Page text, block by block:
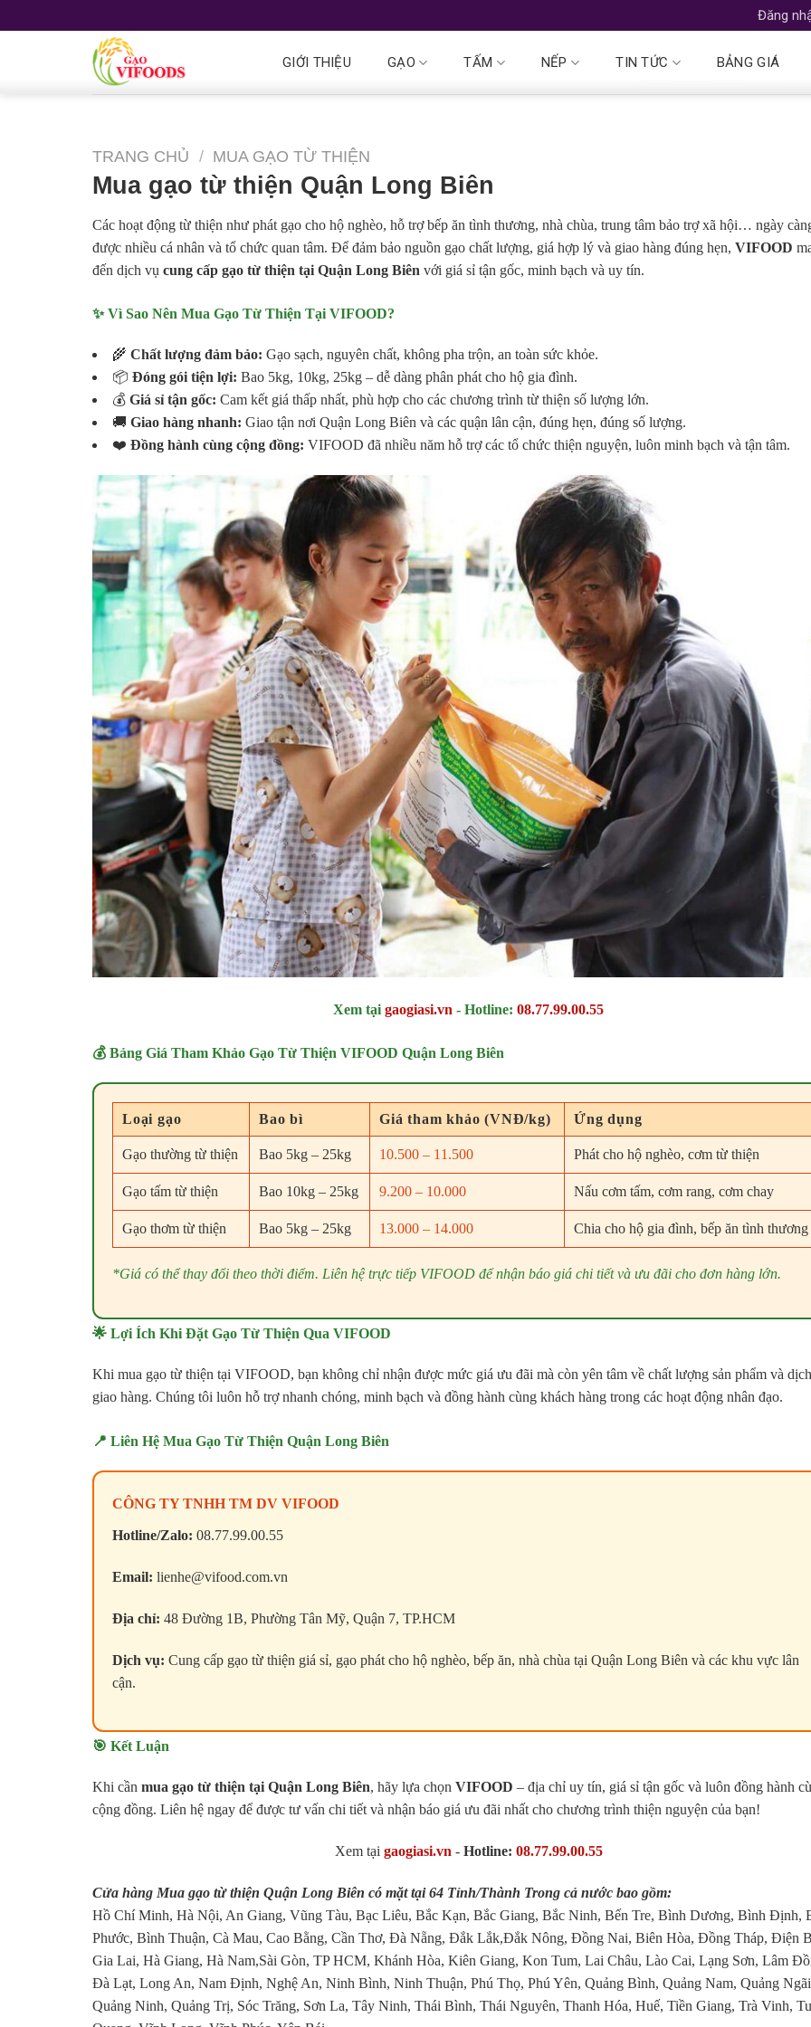
Đăng
GIỚI THIỆU GẠO TẤM NẾP TIN TỨC BẢNG GIÁ
TRANG CHỦ / MUA GẠO TỪ THIỆN
Mua gạo từ thiện Quận Long Biên
Các hoạt động từ thiện như phát gạo cho hộ nghèo, hỗ trợ bếp ăn tình thương, nhà chùa, trung tâm bảo trợ xã hội… ngày
được nhiều cá nhân và tổ chức quan tâm. Để đảm bảo nguồn gạo chất lượng, giá hợp lý và giao hàng đúng hẹn, VIFOOD
đến dịch vụ cung cấp gạo từ thiện tại Quận Long Biên với giá sỉ tận gốc, minh bạch và uy tín.
✨ Vì Sao Nên Mua Gạo Từ Thiện Tại VIFOOD?
🌾 Chất lượng đảm bảo: Gạo sạch, nguyên chất, không pha trộn, an toàn sức khỏe.
📦 Đóng gói tiện lợi: Bao 5kg, 10kg, 25kg – dễ dàng phân phát cho hộ gia đình.
💰 Giá sỉ tận gốc: Cam kết giá thấp nhất, phù hợp cho các chương trình từ thiện số lượng lớn.
🚚 Giao hàng nhanh: Giao tận nơi Quận Long Biên và các quận lân cận, đúng hẹn, đúng số lượng.
❤️ Đồng hành cùng cộng đồng: VIFOOD đã nhiều năm hỗ trợ các tổ chức thiện nguyện, luôn minh bạch và tận tâm.
Xem tạigaogiasi.vn -Hotline:08.77.99.00.55
💰 Bảng Giá Tham Khảo Gạo Từ Thiện VIFOOD Quận Long Biên
Loại gạo Bao bì Giá tham khảo (VNĐ/kg) Ứng dụng
Gạo thường từ thiện Bao 5kg – 25kg 10.500 – 11.500 Phát cho hộ nghèo, cơm từ thiện
Gạo tấm từ thiện Bao 10kg – 25kg 9.200 – 10.000 Nấu cơm tấm, cơm rang, cơm chay
Gạo thơm từ thiện Bao 5kg – 25kg 13.000 – 14.000 Chia cho hộ gia đình, bếp ăn tình thương
*Giá có thể thay đổi theo thời điểm. Liên hệ trực tiếp VIFOOD để nhận báo giá chi tiết và ưu đãi cho đơn hàng lớn.
🌟 Lợi Ích Khi Đặt Gạo Từ Thiện Qua VIFOOD
Khi mua gạo từ thiện tại VIFOOD, bạn không chỉ nhận được mức giá ưu đãi mà còn yên tâm về chất lượng sản phẩm và
giao hàng. Chúng tôi luôn hỗ trợ nhanh chóng, minh bạch và đồng hành cùng khách hàng trong các hoạt động nhân đạo.
📍 Liên Hệ Mua Gạo Từ Thiện Quận Long Biên
CÔNG TY TNHH TM DV VIFOOD
Hotline/Zalo: 08.77.99.00.55
Email: lienhe@vifood.com.vn
Địa chỉ: 48 Đường 1B, Phường Tân Mỹ, Quận 7, TP.HCM
Dịch vụ: Cung cấp gạo từ thiện giá sỉ, gạo phát cho hộ nghèo, bếp ăn, nhà chùa tại Quận Long Biên và các khu vực lân
cận.
🎯 Kết Luận
Khi cần mua gạo từ thiện tại Quận Long Biên, hãy lựa chọn VIFOOD – địa chỉ uy tín, giá sỉ tận gốc và luôn đồng hành
cộng đồng. Liên hệ ngay để được tư vấn chi tiết và nhận báo giá ưu đãi nhất cho chương trình thiện nguyện của bạn!
Xem tại gaogiasi.vn - Hotline: 08.77.99.00.55
Cửa hàng Mua gạo từ thiện Quận Long Biên có mặt tại 64 Tỉnh/Thành Trong cả nước bao gồm:
Hồ Chí Minh, Hà Nội, An Giang, Vũng Tàu, Bạc Liêu, Bắc Kạn, Bắc Giang, Bắc Ninh, Bến Tre, Bình Dương, Bình Định,
Phước, Bình Thuận, Cà Mau, Cao Bằng, Cần Thơ, Đà Nẵng, Đắk Lắk,Đắk Nông, Đồng Nai, Biên Hòa, Đồng Tháp, Điện
Gia Lai, Hà Giang, Hà Nam,Sài Gòn, TP HCM, Khánh Hòa, Kiên Giang, Kon Tum, Lai Châu, Lào Cai, Lạng Sơn, Lâm
Đà Lạt, Long An, Nam Định, Nghệ An, Ninh Bình, Ninh Thuận, Phú Thọ, Phú Yên, Quảng Bình, Quảng Nam, Quảng
Quảng Ninh, Quảng Trị, Sóc Trăng, Sơn La, Tây Ninh, Thái Bình, Thái Nguyên, Thanh Hóa, Huế, Tiền Giang, Trà Vinh,